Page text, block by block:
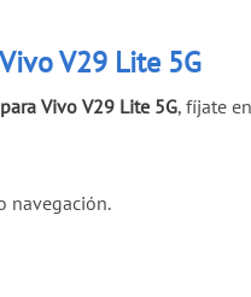
V29 Lite 5G
Vivo V29 Lite 5G, fíjate
navegación.